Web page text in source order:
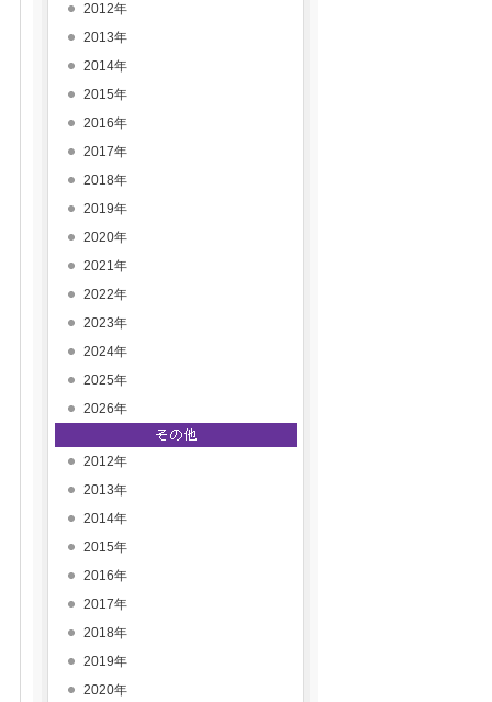
2012年
2013年
2014年
2015年
2016年
2017年
2018年
2019年
2020年
2021年
2022年
2023年
2024年
2025年
2026年
2012年
2013年
2014年
2015年
2016年
2017年
2018年
2019年
2020年